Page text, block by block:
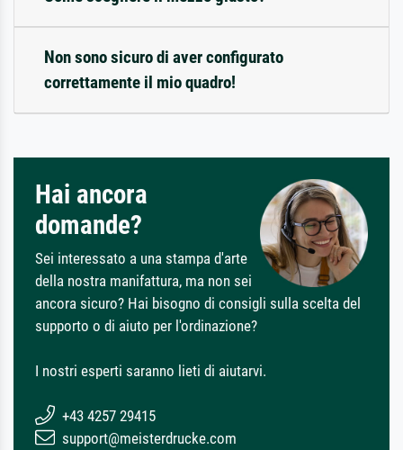
Non sono sicuro di aver configurato
correttamente il mio quadro!
Hai ancora
domande?
Sei interessato a una stampa d'arte
della nostra manifattura, ma non sei
ancora sicuro? Hai bisogno di consigli sulla scelta del
supporto o di aiuto per l'ordinazione?
I nostri esperti saranno lieti di aiutarvi.
+43 4257 29415
support@meisterdrucke.com